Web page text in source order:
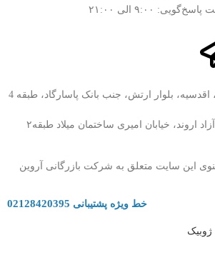
۹:۰۰ الی ۲۱:۰۰
اقدسیه، بلوار ارتش، جنب بانک پاسارگاد، طبقه 4
اروند، خیابان امیری ساختمان میلاد طبقه۲
این سایت متعلق به شرکت بازرگانی آروین
خط ویژه پشتیبانی 02128420395